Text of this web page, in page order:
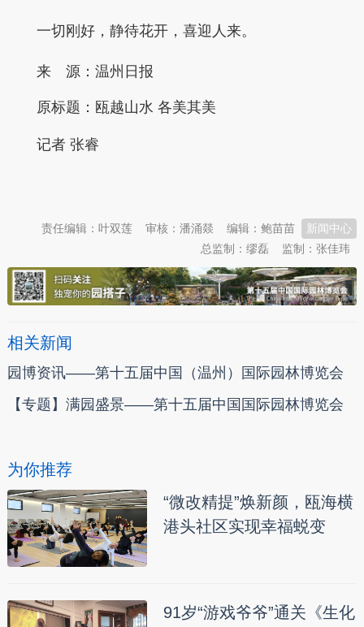
一切刚好，静待花开，喜迎人来。
来 源：温州日报
原标题： 瓯越山水 各美其美
记者 张睿
新闻中心
编辑：鲍苗苗
审核：潘涌燚
责任编辑：叶双莲
监制：张佳玮
总监制：缪磊
相关新闻
园博资讯——第十五届中国（温州）国际园林博览会
【专题】满园盛景——第十五届中国国际园林博览会
为你推荐
“微改精提”焕新颜，瓯海横
港头社区实现幸福蜕变
91岁“游戏爷爷”通关《生化